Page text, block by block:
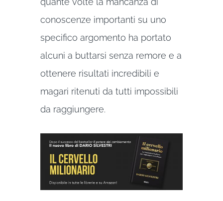
conoscenze importanti su uno
specifico argomento ha portato
alcuni a buttarsi senza remore e a
ottenere risultati incredibili e
magari ritenuti da tutti impossibili
da raggiungere.